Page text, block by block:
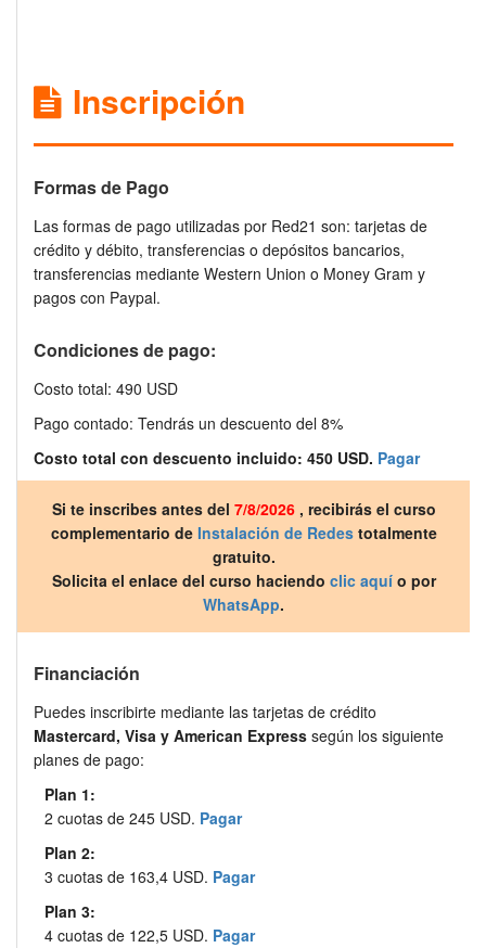
Inscripción
Formas de Pago
Las formas de pago utilizadas por Red21 son: tarjetas de
crédito y débito, transferencias o depósitos bancarios,
transferencias mediante Western Union o Money Gram y
pagos con Paypal.
Condiciones de pago:
Costo total: 490 USD
Pago contado: Tendrás un descuento del 8%
Costo total con descuento incluido: 450 USD. Pagar
Si te inscribes antes del 7/8/2026 , recibirás el curso
complementario de Instalación de Redestotalmente
gratuito.
Solicita el enlace del curso haciendo clic aquío por
WhatsApp.
Financiación
Puedes inscribirte mediante las tarjetas de crédito
Mastercard, Visa y American Express según los siguiente
planes de pago:
Plan 1:
2 cuotas de 245 USD. Pagar
Plan 2:
3 cuotas de 163,4 USD. Pagar
Plan 3:
4 cuotas de 122,5 USD. Pagar